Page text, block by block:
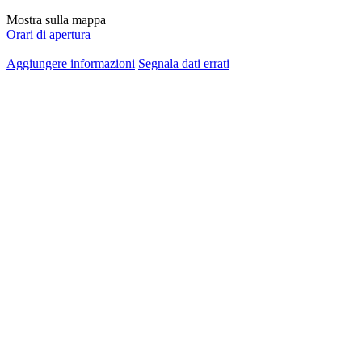
Mostra sulla mappa
Orari di apertura
Aggiungere informazioni Segnala dati errati